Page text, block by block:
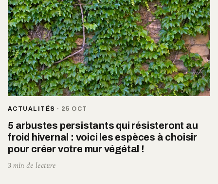
ACTUALITÉS · 25 OCT
5 arbustes persistants qui résisteront au
froid hivernal : voici les espèces à choisir
pour créer votre mur végétal !
3 min de lecture